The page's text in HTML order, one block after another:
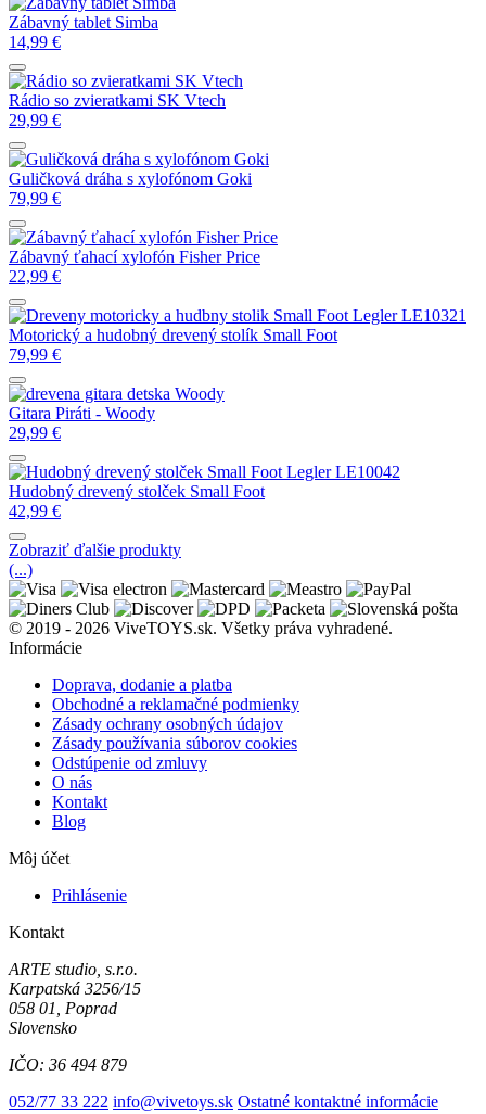
Zábavný tablet Simba
14,99 €
Rádio so zvieratkami SK Vtech
29,99 €
Guličková dráha s xylofónom Goki
79,99 €
Zábavný ťahací xylofón Fisher Price
22,99 €
Motorický a hudobný drevený stolík Small Foot
79,99 €
Gitara Piráti - Woody
29,99 €
Hudobný drevený stolček Small Foot
42,99 €
Zobraziť ďalšie produkty
(...)
© 2019 - 2026 ViveTOYS.sk. Všetky práva vyhradené.
Informácie
Doprava, dodanie a platba
Obchodné a reklamačné podmienky
Zásady ochrany osobných údajov
Zásady používania súborov cookies
Odstúpenie od zmluvy
O nás
Kontakt
Blog
Môj účet
Prihlásenie
Kontakt
ARTE studio, s.r.o.
Karpatská 3256/15
058 01, Poprad
Slovensko
IČO: 36 494 879
052/77 33 222 info@vivetoys.sk Ostatné kontaktné informácie